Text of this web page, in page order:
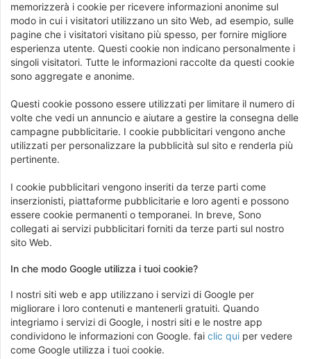
memorizzerà i cookie per ricevere informazioni anonime sul
modo in cui i visitatori utilizzano un sito Web, ad esempio, sulle
pagine che i visitatori visitano più spesso, per fornire migliore
esperienza utente. Questi cookie non indicano personalmente i
singoli visitatori. Tutte le informazioni raccolte da questi cookie
sono aggregate e anonime.
Questi cookie possono essere utilizzati per limitare il numero di
volte che vedi un annuncio e aiutare a gestire la consegna delle
campagne pubblicitarie. I cookie pubblicitari vengono anche
utilizzati per personalizzare la pubblicità sul sito e renderla più
pertinente.
I cookie pubblicitari vengono inseriti da terze parti come
inserzionisti, piattaforme pubblicitarie e loro agenti e possono
essere cookie permanenti o temporanei. In breve, Sono
collegati ai servizi pubblicitari forniti da terze parti sul nostro
sito Web.
In che modo Google utilizza i tuoi cookie?
I nostri siti web e app utilizzano i servizi di Google per
migliorare i loro contenuti e mantenerli gratuiti. Quando
integriamo i servizi di Google, i nostri siti e le nostre app
condividono le informazioni con Google. fai clic qui per vedere
come Google utilizza i tuoi cookie.